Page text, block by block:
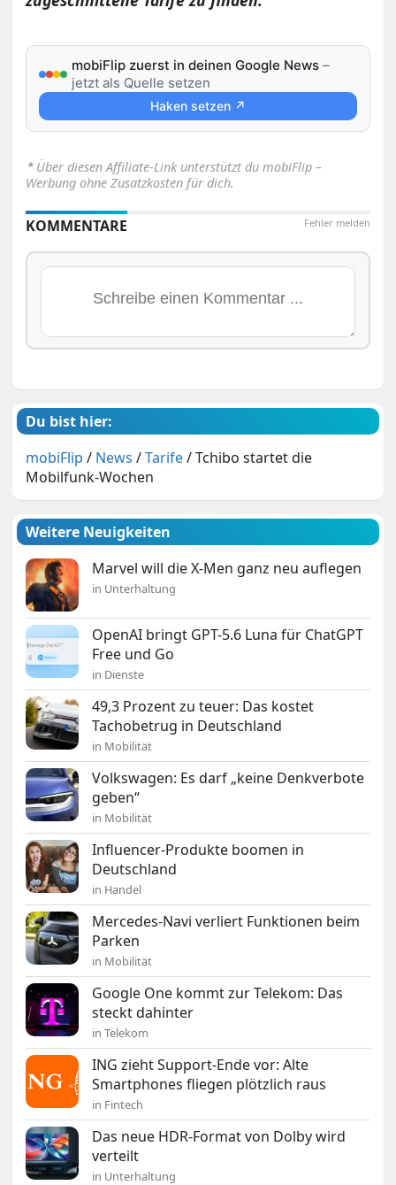
mobiFlip zuerst in deinen Google News –
jetzt als Quelle setzen
Haken setzen ↗
⋆ Über diesen Affiliate-Link unterstützt du mobiFlip –
Werbung ohne Zusatzkosten für dich.
Fehler melden
KOMMENTARE
Du bist hier:
mobiFlip / News /Tarife/Tchibo startet die
Mobilfunk-Wochen
Weitere Neuigkeiten
Marvel will die X-Men ganz neu auflegen
in Unterhaltung
OpenAI bringt GPT-5.6 Luna für ChatGPT
Free und Go
in Dienste
49,3 Prozent zu teuer: Das kostet
Tachobetrug in Deutschland
in Mobilität
Volkswagen: Es darf „keine Denkverbote
geben“
in Mobilität
Influencer-Produkte boomen in
Deutschland
in Handel
Mercedes-Navi verliert Funktionen beim
Parken
in Mobilität
Google One kommt zur Telekom: Das
steckt dahinter
in Telekom
ING zieht Support-Ende vor: Alte
Smartphones fliegen plötzlich raus
in Fintech
Das neue HDR-Format von Dolby wird
verteilt
in Unterhaltung